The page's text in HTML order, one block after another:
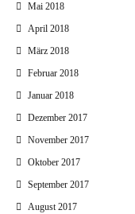
Mai 2018
April 2018
März 2018
Februar 2018
Januar 2018
Dezember 2017
November 2017
Oktober 2017
September 2017
August 2017